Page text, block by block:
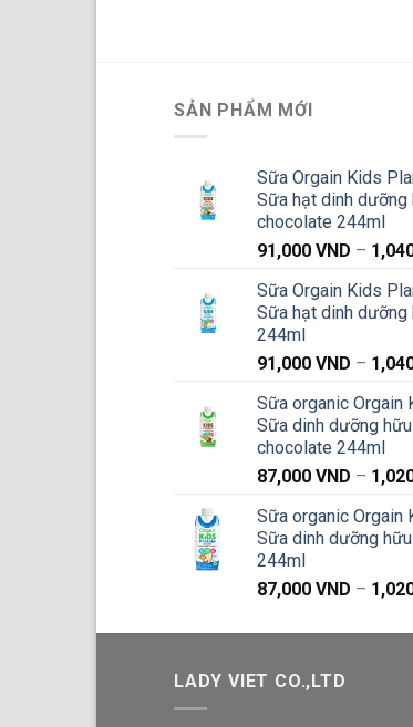
SẢN PHẨM MỚI
Sữa Orgain Kids
Sữa hạt dinh dưỡng
chocolate 244ml
91,000 VND –
Sữa Orgain Kids
Sữa hạt dinh dưỡng
244ml
91,000 VND –
Sữa organic Orgain
Sữa dinh dưỡng
chocolate 244ml
87,000 VND –
Sữa organic Orgain
Sữa dinh dưỡng
244ml
87,000 VND –
LADY VIET CO.,LTD